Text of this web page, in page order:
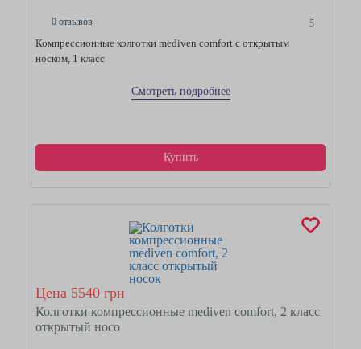
0 отзывов 5
Компрессионные колготки mediven comfort с открытым
носком, 1 класс
Смотреть подробнее
Купить
Цена 5540 грн
Колготки компрессионные mediven comfort, 2 класс
открытый носо